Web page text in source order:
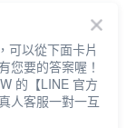
查看全部
可以從下面卡片
您要的答案喔！
的【LINE 官方
人客服一對一互